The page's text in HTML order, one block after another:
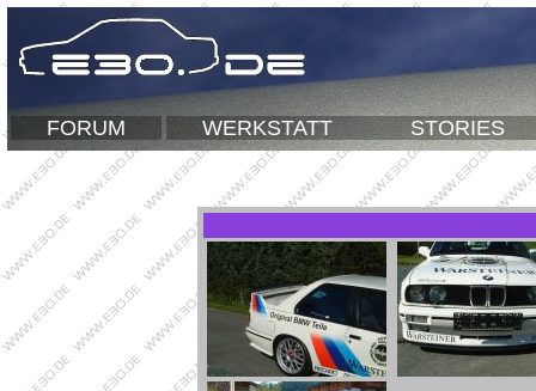
FORUM WERKSTATT STORIES